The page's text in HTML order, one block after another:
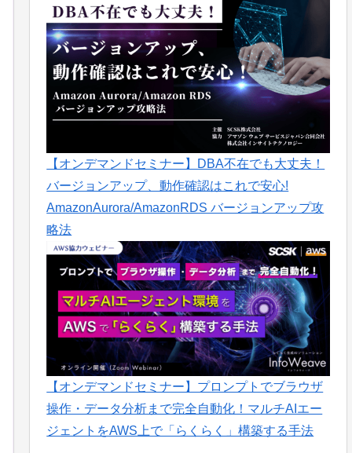
【オンデマンドセミナー】DBA不在でも大丈夫！
バージョンアップ、動作確認はこれで安心!
AmazonAurora/AmazonRDS バージョンアップ攻
略法
【オンデマンドセミナー】プロンプトでブラウザ
操作・データ分析まで完全自動化！マルチAIエー
ジェントをAWS上で「らくらく」構築する手法